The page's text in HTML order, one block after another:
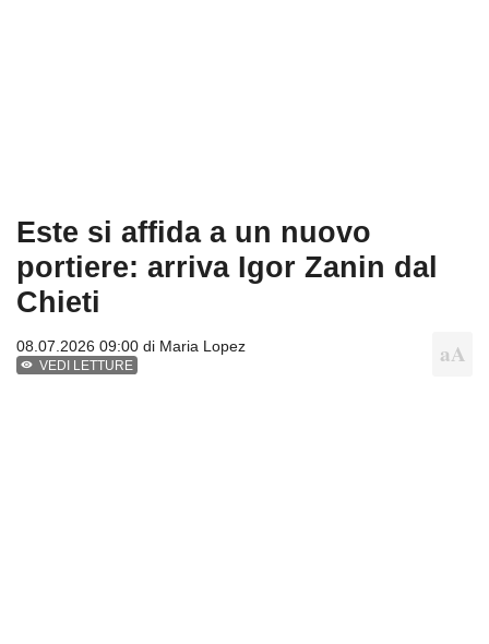
Este si affida a un nuovo
portiere: arriva Igor Zanin dal
Chieti
08.07.2026 09:00 di Maria Lopez
VEDI LETTURE